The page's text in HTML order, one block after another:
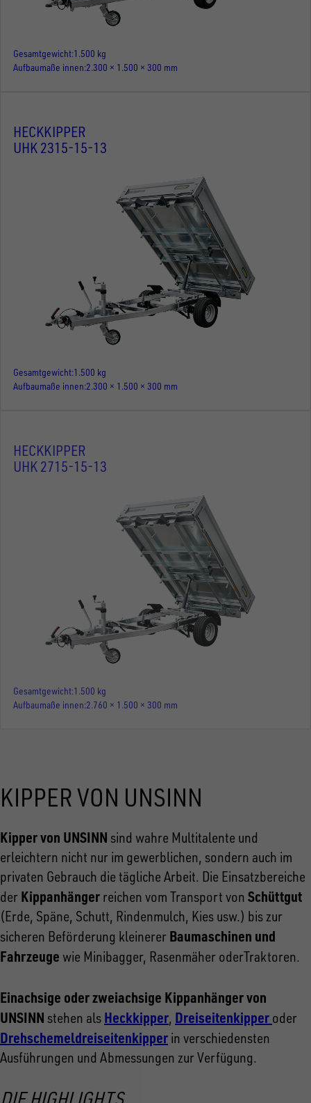
Gesamtgewicht 1.500 kg
Aufbaumaße innen 2.300 × 1.500 × 300 mm
HECKKIPPER
UHK 2315-15-13
Gesamtgewicht 1.500 kg
Aufbaumaße innen 2.300 × 1.500 × 300 mm
HECKKIPPER
UHK 2715-15-13
Gesamtgewicht 1.500 kg
Aufbaumaße innen 2.760 × 1.500 × 300 mm
KIPPER VON UNSINN
Kipper von UNSINN sind wahre Multitalente und
erleichtern nicht nur im gewerblichen, sondern auch im
privaten Gebrauch die tägliche Arbeit. Die Einsatzbereiche
der Kippanhänger reichen vom Transport von Schüttgut
(Erde, Späne, Schutt, Rindenmulch, Kies usw.) bis zur
sicheren Beförderung kleinerer Baumaschinen und
Fahrzeuge wie Minibagger, Rasenmäher oderTraktoren.
Einachsige oder zweiachsige Kippanhänger von
UNSINN stehen als Heckkipper, Dreiseitenkipper oder
Drehschemeldreiseitenkipper in verschiedensten
Ausführungen und Abmessungen zur Verfügung.